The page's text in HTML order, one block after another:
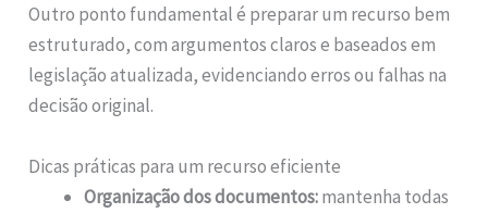
Outro ponto fundamental é preparar um recurso bem
estruturado, com argumentos claros e baseados em
legislação atualizada, evidenciando erros ou falhas na
decisão original.
Dicas práticas para um recurso eficiente
Organização dos documentos:mantenha todas